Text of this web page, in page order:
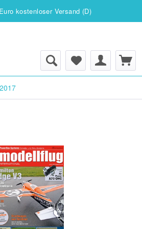
kostenloser Versand (D)